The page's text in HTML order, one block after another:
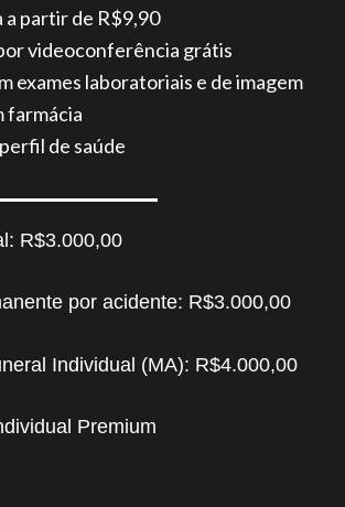
a partir de R$9,90
videoconferência grátis
exames laboratoriais e de imagem
farmácia
de saúde
R$3.000,00
por acidente: R$3.000,00
Individual (MA): R$4.000,00
Premium